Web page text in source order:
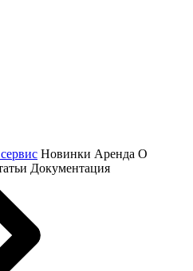
Новинки Аренда О
Документация